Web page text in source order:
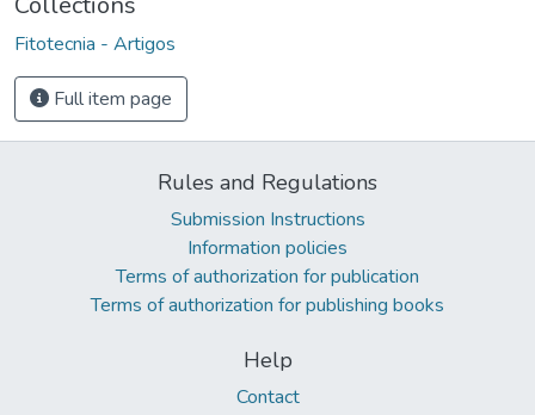
Fitotecnia - Artigos
Full item page
Rules and Regulations
Submission Instructions
Information policies
Terms of authorization for publication
Terms of authorization for publishing books
Help
Contact